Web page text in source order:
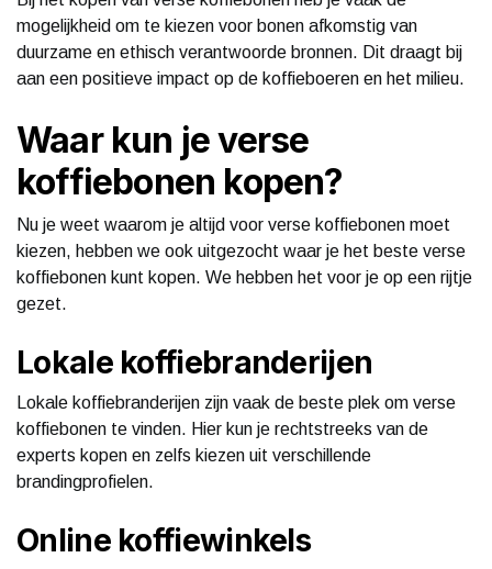
mogelijkheid om te kiezen voor bonen afkomstig van
duurzame en ethisch verantwoorde bronnen. Dit draagt bij
aan een positieve impact op de koffieboeren en het milieu.
Waar kun je verse
koffiebonen kopen?
Nu je weet waarom je altijd voor verse koffiebonen moet
kiezen, hebben we ook uitgezocht waar je het beste verse
koffiebonen kunt kopen. We hebben het voor je op een rijtje
gezet.
Lokale koffiebranderijen
Lokale koffiebranderijen zijn vaak de beste plek om verse
koffiebonen te vinden. Hier kun je rechtstreeks van de
experts kopen en zelfs kiezen uit verschillende
brandingprofielen.
Online koffiewinkels